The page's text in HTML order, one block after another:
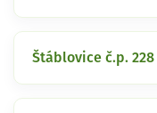
Štáblovice č.p. 228